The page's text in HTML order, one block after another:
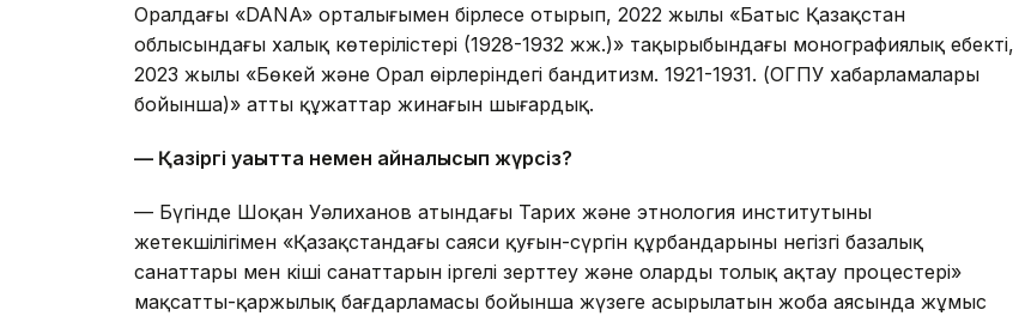
Оралдағы «DANA» орталығымен бірлесе отырып, 2022 жылы «Батыс Қазақстан
облысындағы халық көтерілістері (1928-1932 жж.)» тақырыбындағы монографиялық еңбекті,
2023 жылы «Бөкей және Орал өңірлеріндегі бандитизм. 1921-1931. (ОГПУ хабарламалары
бойынша)» атты құжаттар жинағын шығардық.
— Қазіргі уақытта немен айналысып жүрсіз?
— Бүгінде Шоқан Уәлиханов атындағы Тарих және этнология институтының
жетекшілігімен «Қазақстандағы саяси қуғын-сүргін құрбандарының негізгі базалық
санаттары мен кіші санаттарын іргелі зерттеу және оларды толық ақтау процестері»
мақсатты-қаржылық бағдарламасы бойынша жүзеге асырылатын жоба аясында жұмыс